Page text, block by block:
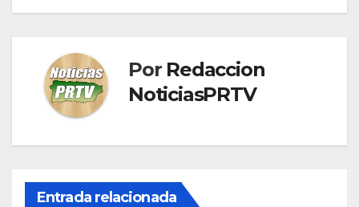
Por Redaccion
NoticiasPRTV
Entrada relacionada